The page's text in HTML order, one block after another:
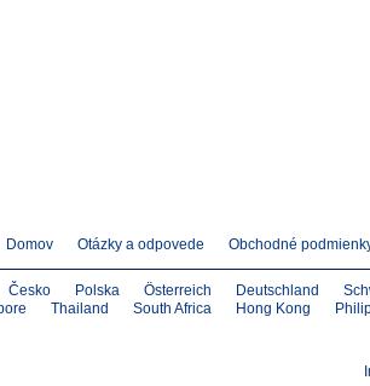
Domov Otázky a odpovede Obchodné
Česko Polska Österreich Deutschland
Thailand South Africa Hong Kong